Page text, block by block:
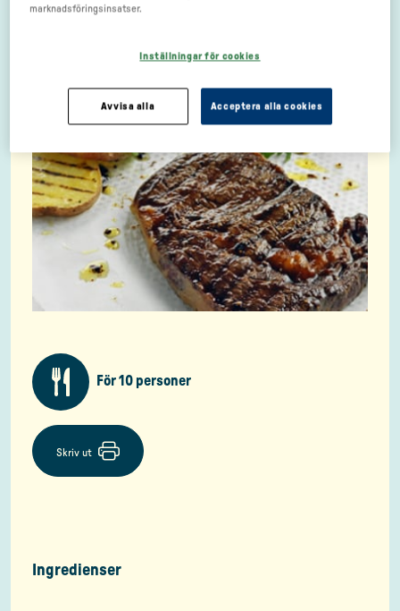
För 10 personer
Skriv ut
Ingredienser
marknadsföringsinsatser.
Inställningar för cookies
Avvisa alla Acceptera alla cookies